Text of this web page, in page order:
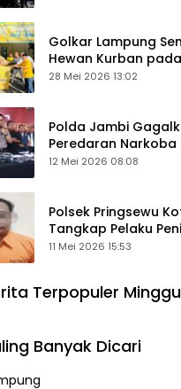
Golkar Lampung
Hewan Kurban
1447 Hijriah
28 Mei 2026 13:02
Polda Jambi
Peredaran Narkoba
Miliar, Empat
12 Mei 2026 08:08
Polsek Pringsewu
Tangkap Pelaku
Mobil, Sempat Kabur
11 Mei 2026 15:53
Terpopuler
Banyak Dicari